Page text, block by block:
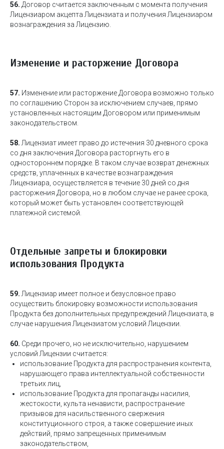
56. Договор считается заключенным с момента получения
Лицензиаром акцепта Лицензиата и получения Лицензиаром
вознаграждения за Лицензию.
Изменение и расторжение Договора
57. Изменение или расторжение Договора возможно только
по соглашению Сторон за исключением случаев, прямо
установленных настоящим Договором или применимым
законодательством.
58. Лицензиат имеет право до истечения 30 дневного срока
со дня заключения Договора расторгнуть его в
одностороннем порядке. В таком случае возврат денежных
средств, уплаченных в качестве вознаграждения
Лицензиара, осуществляется в течение 30 дней со дня
расторжения Договора, но в любом случае не ранее срока,
который может быть установлен соответствующей
платежной системой.
Отдельные запреты и блокировки
использования Продукта
59. Лицензиар имеет полное и безусловное право
осуществить блокировку возможности использования
Продукта без дополнительных предупреждений Лицензиата, в
случае нарушения Лицензиатом условий Лицензии.
60. Среди прочего, но не исключительно, нарушением
условий Лицензии считается:
использование Продукта для распространения контента,
нарушающего права интеллектуальной собственности
третьих лиц,
использование Продукта для пропаганды насилия,
жестокости, культа ненависти, распространение
призывов для насильственного свержения
конституционного строя, а также совершение иных
действий, прямо запрещенных применимым
законодательством,